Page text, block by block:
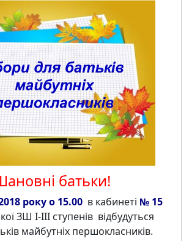
батьки!
року о 15.00 в кабинеті № 15
ЗШ І-ІІІ ступенів відбудуться
майбутніх першокласників.